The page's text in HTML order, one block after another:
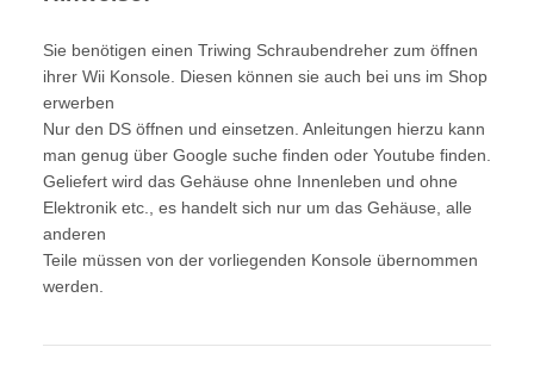
Sie benötigen einen Triwing Schraubendreher zum öffnen
ihrer Wii Konsole. Diesen können sie auch bei uns im Shop
erwerben
Nur den DS öffnen und einsetzen. Anleitungen hierzu kann
man genug über Google suche finden oder Youtube finden.
Geliefert wird das Gehäuse ohne Innenleben und ohne
Elektronik etc., es handelt sich nur um das Gehäuse, alle
anderen
Teile müssen von der vorliegenden Konsole übernommen
werden.